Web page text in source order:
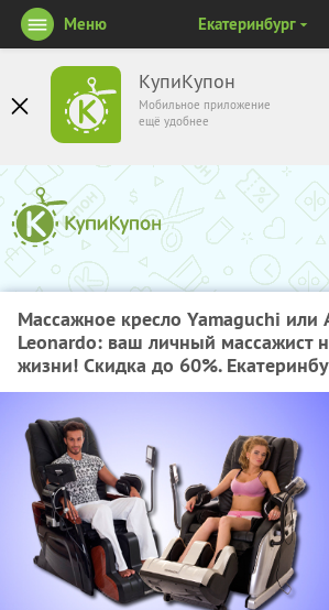
КупиКупон
Мобильное приложение
ещё удобнее
Меню Екатеринбург
Массажное кресло Yamaguchi или
Leonardo: ваш личный массажист
жизни! Скидка до 60%.